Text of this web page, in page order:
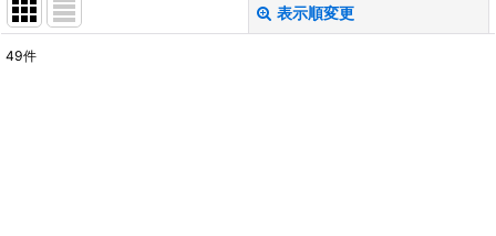
表示順変更
49件